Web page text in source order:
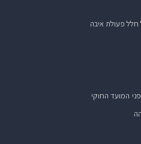
פעולת איבה
המועד החוקי